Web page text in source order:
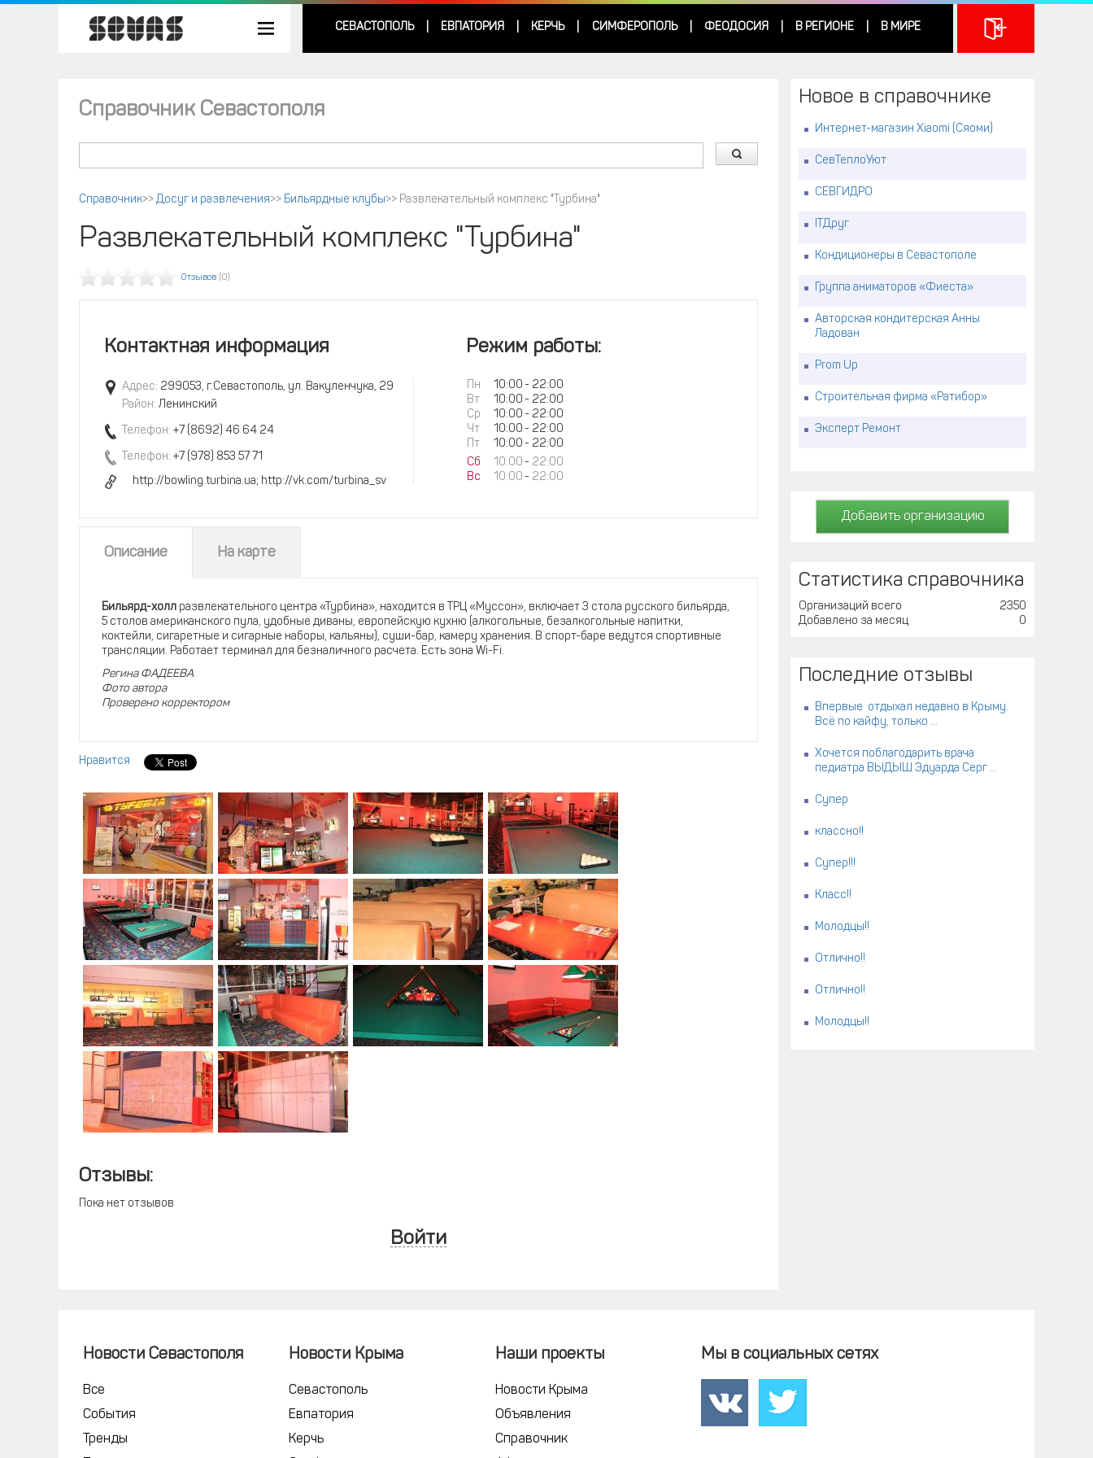
СЕВАСТОПОЛЬ ЕВПАТОРИЯ КЕРЧЬ СИМФЕРОПОЛЬ ФЕОДОСИЯ В РЕГИОНЕ В МИРЕ
Справочник Севастополя
Справочник>> Досуг и развлечения>> Бильярдные клубы>> Развлекательный комплекс "Турбина"
Развлекательный комплекс "Турбина"
Отзывов (0)
Контактная информация
Адрес: 299053, г.Севастополь, ул. Вакуленчука, 29
Район: Ленинский
Телефон: +7 (8692) 46 64 24
Телефон: +7 (978) 853 57 71
http://bowling.turbina.ua; http://vk.com/turbina_sv
Режим работы:
Пн 10:00 - 22:00
Вт
10:00 - 22:00
Ср
10:00 - 22:00
Чт
10:00 - 22:00
Пт
10:00 - 22:00
Сб
10:00 - 22:00
Вс
10:00 - 22:00
Описание На карте
Бильярд-холл развлекательного центра «Турбина», находится в ТРЦ «Муссон», включает 3 стола русского бильярда,
5 столов американского пула, удобные диваны, европейскую кухню (алкогольные, безалкогольные напитки,
коктейли, сигаретные и сигарные наборы, кальяны), суши-бар, камеру хранения. В спорт-баре ведутся спортивные
трансляции. Работает терминал для безналичного расчета. Есть зона Wi-Fi.
Регина ФАДЕЕВА
Фото автора
Проверено корректором
Нравится
Отзывы:
Пока нет отзывов
Войти
Новое в справочнике
Интернет-магазин Xiaomi (Сяоми)
СевТеплоУют
СЕВГИДРО
ITДруг
Кондиционеры в Севастополе
Группа аниматоров «Фиеста»
Авторская кондитерская Анны
Ладован
Prom Up
Строительная фирма «Ратибор»
Эксперт Ремонт
Добавить организацию
Статистика справочника
2350
Организаций всего
0
Добавлено за месяц
Последние отзывы
Впервые отдыхал недавно в Крыму.
Всё по кайфу, только ...
Хочется поблагодарить врача
педиатра ВЫДЫШ Эдуарда Серг ...
Супер
классно!!
Супер!!!
Класс!!
Молодцы!!
Отлично!!
Отлично!!
Молодцы!!
Новости Севастополя
Все
События
Тренды
Новости Крыма
Севастополь
Евпатория
Керчь
Наши проекты
Новости Крыма
Объявления
Справочник
Мы в социальных сетях